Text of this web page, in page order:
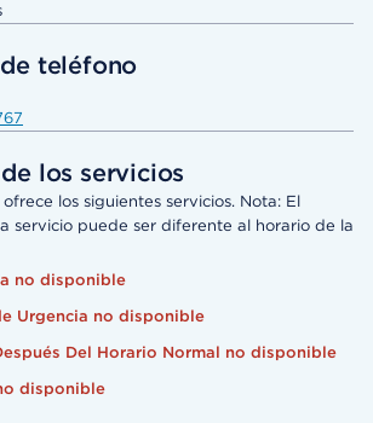
teléfono
los servicios
los siguientes servicios. Nota: El
servicio puede ser diferente al horario de la
no disponible
Urgencia no disponible
Del Horario Normal no disponible
disponible